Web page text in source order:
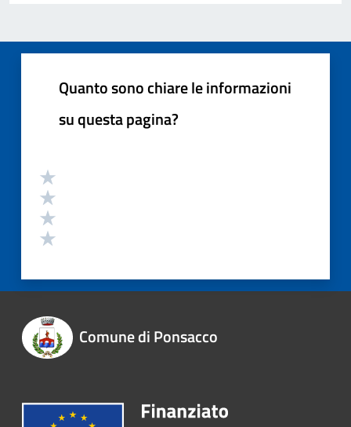
Quanto sono chiare le informazioni
su questa pagina?
Comune di Ponsacco